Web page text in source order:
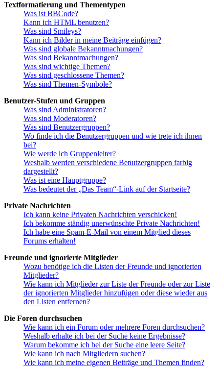
Textformatierung und Thementypen
Was ist BBCode?
Kann ich HTML benutzen?
Was sind Smileys?
Kann ich Bilder in meine Beiträge einfügen?
Was sind globale Bekanntmachungen?
Was sind Bekanntmachungen?
Was sind wichtige Themen?
Was sind geschlossene Themen?
Was sind Themen-Symbole?
Benutzer-Stufen und Gruppen
Was sind Administratoren?
Was sind Moderatoren?
Was sind Benutzergruppen?
Wo finde ich die Benutzergruppen und wie trete ich ihnen
bei?
Wie werde ich Gruppenleiter?
Weshalb werden verschiedene Benutzergruppen farbig
dargestellt?
Was ist eine Hauptgruppe?
Was bedeutet der „Das Team“-Link auf der Startseite?
Private Nachrichten
Ich kann keine Privaten Nachrichten verschicken!
Ich bekomme ständig unerwünschte Private Nachrichten!
Ich habe eine Spam-E-Mail von einem Mitglied dieses
Forums erhalten!
Freunde und ignorierte Mitglieder
Wozu benötige ich die Listen der Freunde und ignorierten
Mitglieder?
Wie kann ich Mitglieder zur Liste der Freunde oder zur Liste
der ignorierten Mitglieder hinzufügen oder diese wieder aus
den Listen entfernen?
Die Foren durchsuchen
Wie kann ich ein Forum oder mehrere Foren durchsuchen?
Weshalb erhalte ich bei der Suche keine Ergebnisse?
Warum bekomme ich bei der Suche eine leere Seite?
Wie kann ich nach Mitgliedern suchen?
Wie kann ich meine eigenen Beiträge und Themen finden?